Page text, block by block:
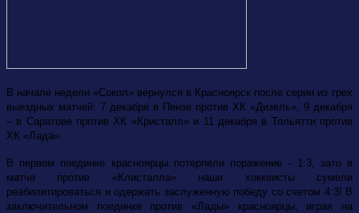
В начале недели «Сокол» вернулся в Красноярск после серии из трех
выездных матчей: 7 декабря в Пензе против ХК «Дизель», 9 декабря
– в Саратове против ХК «Кристалл» и 11 декабря в Тольятти против
ХК «Лада».
В первом поединке красноярцы потерпели поражение - 1:3, зато в
матче против «Клисталла» наши хоккеисты сумели
реабилитироваться и одержать заслуженную победу со счетом 4:3! В
заключительном поединке против «Лады» красноярцы, играя на